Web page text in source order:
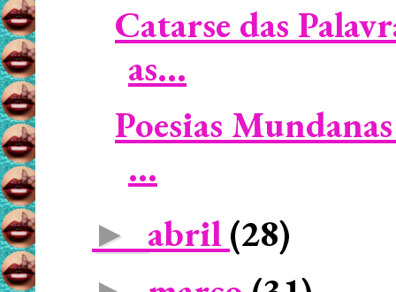
Catarse das
as...
Poesias
...
► abril (28)